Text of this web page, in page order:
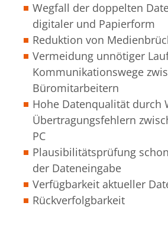
Wegfall der doppelten
digitaler und Papierform
Reduktion von
Vermeidung unnötiger
Kommunikationswege
Büromitarbeitern
Hohe Datenqualität durch
Übertragungsfehlern
PC
Plausibilitätsprüfung
der Dateneingabe
Verfügbarkeit aktueller
Rückverfolgbarkeit